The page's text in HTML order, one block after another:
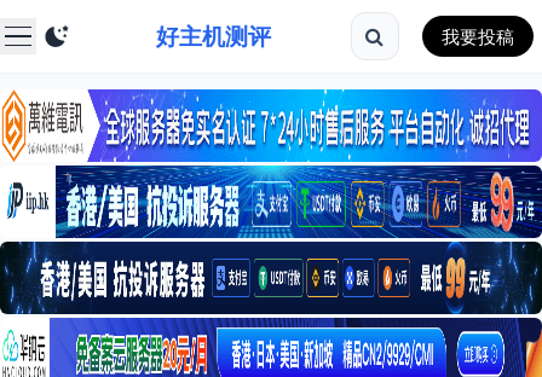
好主机测评 我要投稿